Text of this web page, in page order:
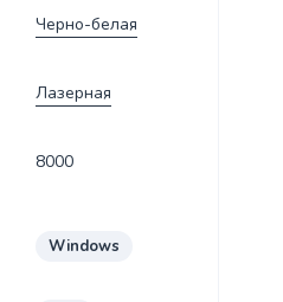
Черно-белая
Лазерная
8000
Windows